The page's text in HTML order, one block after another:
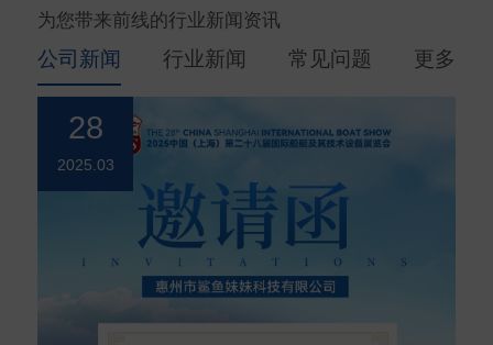
为您带来前线的行业新闻资讯
公司新闻 行业新闻 常见问题 更多
28
2025.03